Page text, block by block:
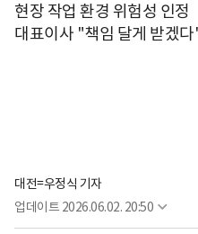
현장 작업 환경 위험성 인정
대표이사 "책임 달게 받겠
대전=우정식 기자
업데이트 2026.06.02. 20:50